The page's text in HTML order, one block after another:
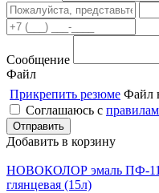
Сообщение
Файл
Прикрепить резюме Файл
Соглашаюсь с
Добавить в корзину
НОВОКОЛОР эмаль ПФ-115
глянцевая (15л)